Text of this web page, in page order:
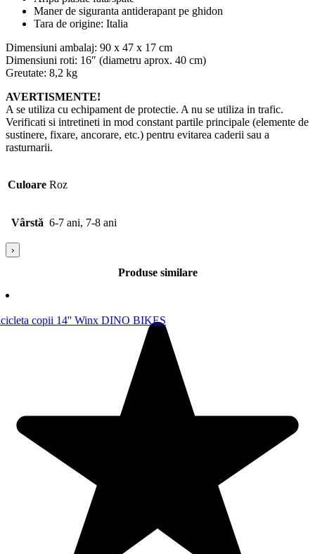
Maner de siguranta antiderapant pe ghidon
Tara de origine: Italia
Dimensiuni ambalaj: 90 x 47 x 17 cm
Dimensiuni roti: 16″ (diametru aprox. 40 cm)
Greutate: 8,2 kg
AVERTISMENTE!
A se utiliza cu echipament de protectie. A nu se utiliza in trafic.
Verificati si intretineti in mod constant partile principale (elemente de
sustinere, fixare, ancorare, etc.) pentru evitarea caderii sau a
rasturnarii.
Culoare Roz
Vârstă 6-7 ani, 7-8 ani
›
Produse similare